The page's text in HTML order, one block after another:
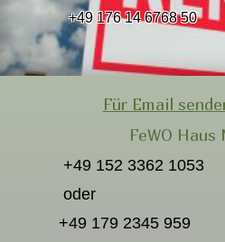
+49 176 14 6768 50
Für Email
FeWO Haus
+49 152 3362 1053
oder
+49 179 2345 959